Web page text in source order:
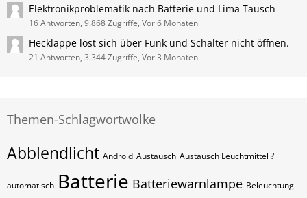
Elektronikproblematik nach Batterie und Lima Tausch
16 Antworten, 9.868 Zugriffe, Vor 6 Monaten
Hecklappe löst sich über Funk und Schalter nicht öffnen.
21 Antworten, 3.344 Zugriffe, Vor 3 Monaten
Themen-Schlagwortwolke
Abblendlicht Android Austausch Austausch Leuchtmittel ?
automatisch Batterie Batteriewarnlampe Beleuchtung